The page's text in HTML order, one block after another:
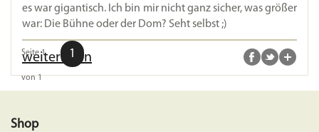
es war gigantisch. Ich bin mir nicht ganz sicher, was größer
war: Die Bühne oder der Dom? Seht selbst ;)
weiterlesen
Seite 1
von 1
1
Shop